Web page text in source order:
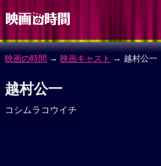
映画の時間 → 映画キャスト → 越村公一
越村公一
コシムラコウイチ